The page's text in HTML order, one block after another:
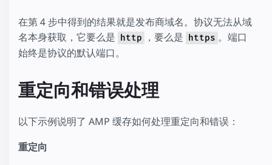
在第 4 步中得到的结果就是发布商域名。协议无法从域
名本身获取，它要么是
http ，要么是 https 。端口
始终是协议的默认端口。
重定向和错误处理
以下示例说明了 AMP 缓存如何处理重定向和错误：
重定向